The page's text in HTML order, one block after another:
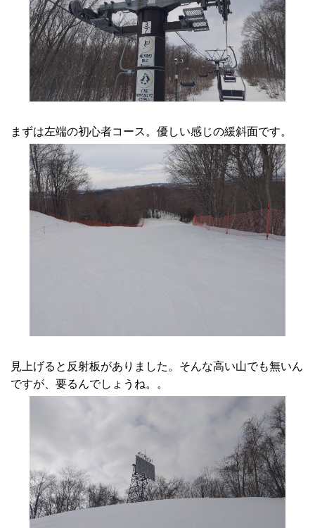
まずは左端の初心者コース。優しい感じの緩斜面です。
見上げると反射板がありました。そんな高い山でも無いん
ですが、要るんでしょうね。。